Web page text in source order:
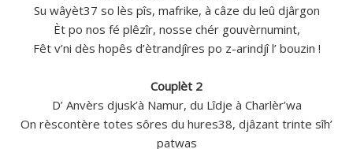
Su wâyèt37 so lès pîs, mafrike, à câze du leû djârgon
Èt po nos fé plêzîr, nosse chér gouvèrnumint,
Fêt v’ni dès hopês d’ètrandjîres po z-arindjî l’ bouzin !
Couplèt 2
D’ Anvèrs djusk’à Namur, du Lîdje à Charlèr’wa
On rèscontère totes sôres du hures38, djâzant trinte sîh’
patwas